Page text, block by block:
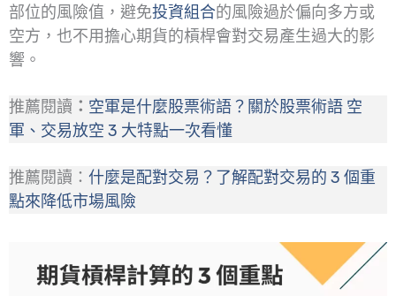
部位的風險值，避免投資組合的風險過於偏向多方或
空方，也不用擔心期貨的槓桿會對交易產生過大的影
響。
推薦閱讀 ： 空軍是什麼股票術語？關於股票術語 空
軍、交易放空 3 大特點一次看懂
推薦閱讀： 什麼是配對交易？了解配對交易的 3 個重
點來降低市場風險